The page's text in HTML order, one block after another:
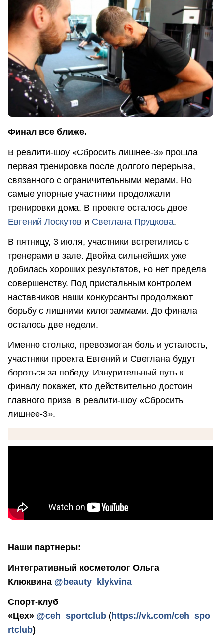
Финал все ближе.
В реалити-шоу «Сбросить лишнее-3» прошла
первая тренировка после долгого перерыва,
связанного с ограничительными мерами. Но
самые упорные участники продолжали
тренировки дома. В проекте осталось двое
Евгений Лоскутов и Светлана Пруцкова.
В пятницу, 3 июля, участники встретились с
тренерами в зале. Двойка сильнейших уже
добилась хороших результатов, но нет предела
совершенству. Под пристальным контролем
наставников наши конкурсанты продолжают
борьбу с лишними килограммами. До финала
осталось две недели.
Именно столько, превозмогая боль и усталость,
участники проекта Евгений и Светлана будут
бороться за победу. Изнурительный путь к
финалу покажет, кто действительно достоин
главного приза в реалити-шоу «Сбросить
лишнее-3».
Наши партнеры:
Интегративный косметолог Ольга
Клюквина @beauty_klykvina
Спорт-клуб
«Цех» @ceh_sportclub (https://vk.com/ceh_spo
rtclub)